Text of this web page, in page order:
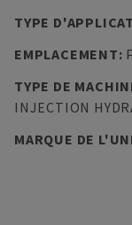
TYPE
EMPLACEMENT:
TYPE DE
INJECTION
MARQUE DE